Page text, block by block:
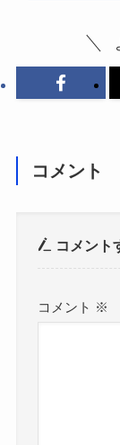
コメント
コメント
コメント ※